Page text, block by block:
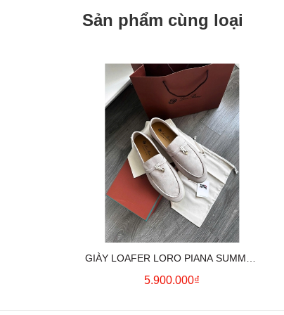
Sản phẩm cùng loại
GIÀY LOAFER LORO PIANA SUMMER
CHARMS (CREAM)
5.900.000₫